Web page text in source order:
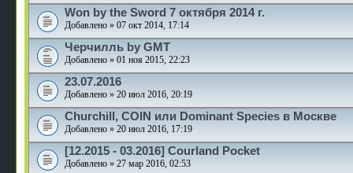
Won by the Sword 7 октября 2014 г.
Добавлено » 07 окт 2014, 17:14
Черчилль by GMT
Добавлено » 01 ноя 2015, 22:23
23.07.2016
Добавлено » 20 июл 2016, 20:19
Churchill, COIN или Dominant Species в Москве
Добавлено » 20 июл 2016, 17:19
[12.2015 - 03.2016] Courland Pocket
Добавлено » 27 мар 2016, 02:53